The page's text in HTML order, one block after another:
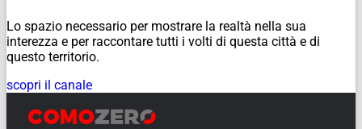
Lo spazio necessario per mostrare la realtà nella sua
interezza e per raccontare tutti i volti di questa città e di
questo territorio.
scopri il canale